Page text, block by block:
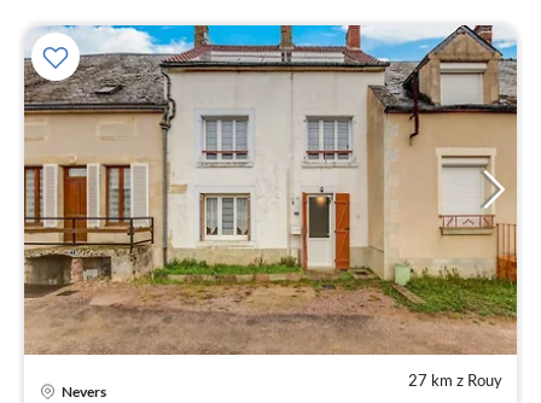
27 km z Rouy
Nevers